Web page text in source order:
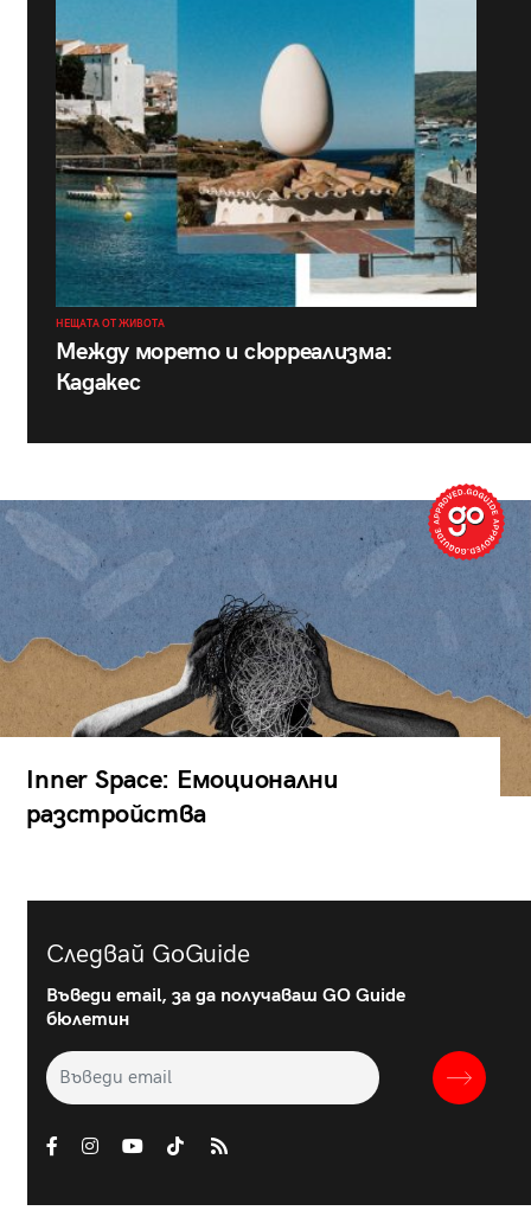
НЕЩАТА ОТ ЖИВОТА
Между морето и сюрреализма:
Кадакес
Inner Space: Емоционални
разстройства
Следвай GoGuide
Въведи email, за да получаваш GO Guide
бюлетин